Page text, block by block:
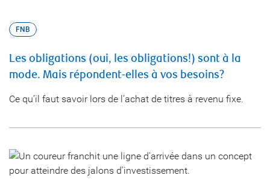
FNB
Les obligations (oui, les obligations!) sont à la
mode. Mais répondent-elles à vos besoins?
Ce qu’il faut savoir lors de l’achat de titres à revenu fixe.